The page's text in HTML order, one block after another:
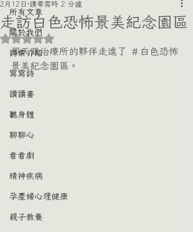
所有文章
關於我們
詩集介紹
寫寫詩
讀讀書
聽身體
聊聊心
看看劇
精神疾病
孕產婦心理健康
親子教養
走訪白色恐怖景美紀念園區
2月12日 讀畢需時 2 分鐘
評等為 NaN（最高為 5 顆星）。
那天跟治療所的夥伴走進了 ＃白色恐怖
景美紀念園區。